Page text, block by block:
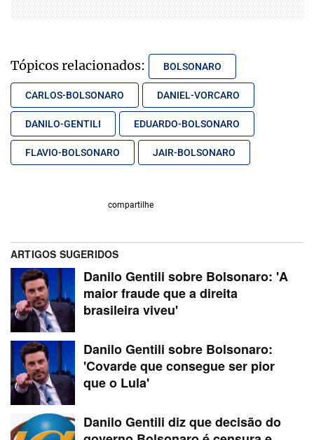
Tópicos relacionados: BOLSONARO
CARLOS-BOLSONARO DANIEL-VORCARO
DANILO-GENTILI EDUARDO-BOLSONARO
FLAVIO-BOLSONARO JAIR-BOLSONARO
compartilhe